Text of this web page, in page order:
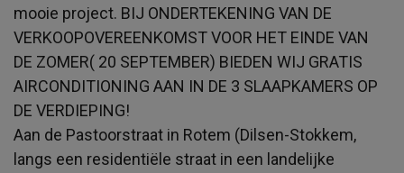
mooie project. BIJ ONDERTEKENING VAN DE
VERKOOPOVEREENKOMST VOOR HET EINDE VAN
DE ZOMER( 20 SEPTEMBER) BIEDEN WIJ GRATIS
AIRCONDITIONING AAN IN DE 3 SLAAPKAMERS OP
DE VERDIEPING!
Aan de Pastoorstraat in Rotem (Dilsen-Stokkem,
langs een residentiële straat in een landelijke